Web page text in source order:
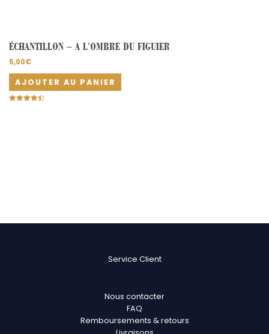
ÉCHANTILLON – A L’OMBRE DU FIGUIER
5,00€
AJOUTER AU PANIER
Service Client
Nous contacter
FAQ
Remboursements & retours